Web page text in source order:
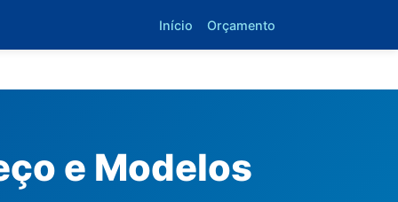
Início Orçamento
e Modelos